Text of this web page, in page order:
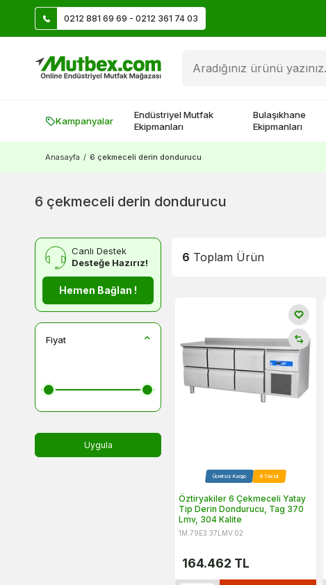
0212 881 69 69 - 0212 361 74 03Üye Ol İlk Siparişte 500 TL Kazan!
Kampanyalar
Endüstriyel Mutfak
Ekipmanları
Bulaşıkhane
Ekipmanları
Anasayfa / 6 çekmeceli derin dondurucu
6 çekmeceli derin dondurucu
Canlı Destek
Desteğe Hazırız!
Hemen Bağlan !
Fiyat
Uygula
6 Toplam Ürün
Ücretsiz Kargo 9 Taksit
Öztiryakiler 6 Çekmeceli Yatay
Tip Derin Dondurucu, Tag 370
Lmv, 304 Kalite
1M.79E3.37LMV.02
164.462 TL